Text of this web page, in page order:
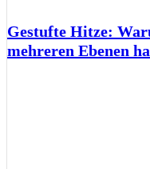
Gestufte Hitze:
mehreren Ebenen